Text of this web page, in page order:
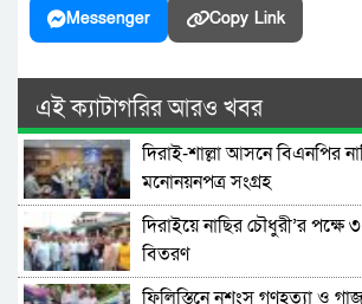
Messenger Copy Link
এই ক্যাটাগরির আরও খবর
দিরাই-শাল্লা আসনে বিএনপির
মনোনয়নপত্র সংগ্রহ
দিরাইয়ে নাছির চৌধুরী’র
বিতরণ
ফিলিস্তিনে নৃশংস গণহত্যা ও